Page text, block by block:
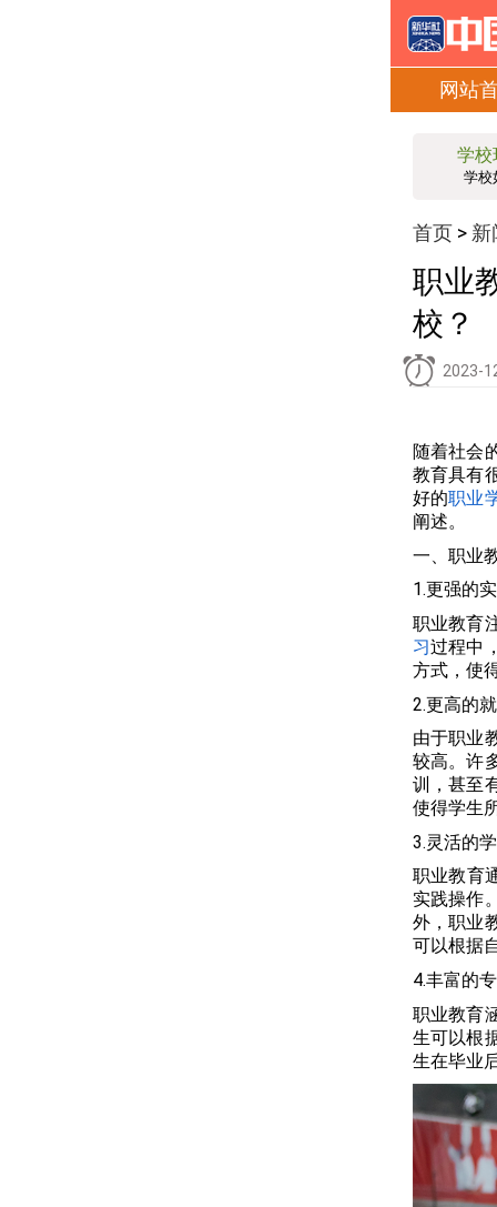
网站
学校
学校
首页> 新
职业
校？
2023-
随着社会
教育具有
好的职业
阐述。
一、职业
1.更强的
职业教育
习过程中
方式，使
2.更高的
由于职业
较高。许
训，甚至
使得学生
3.灵活的
职业教育
实践操作
外，职业
可以根据
4.丰富的
职业教育
生可以根
生在毕业